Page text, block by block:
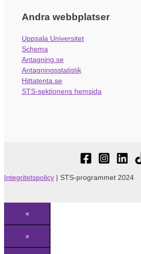
Andra webbplatser
Uppsala Universitet
Schema
Antagning.se
Antagningsstatistik
Hittatenta.se
STS-sektionens hemsida
Integritetspolicy | STS-programmet 2024
×
×